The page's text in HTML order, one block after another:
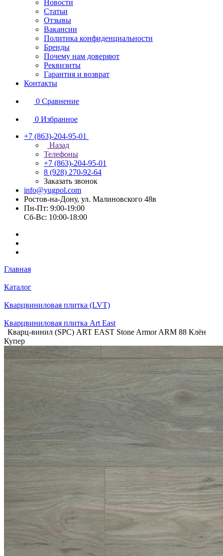
Новости
Статьи
Отзывы
Вакансии
Политика конфиденциальности
Бренды
Почему нам доверяют
Реквизиты
Гарантия и возврат
Контакты
0 Сравнение
0 Избранное
+7 (863)-204-95-01
Назад
Телефоны
+7 (863)-204-95-01
8 (928) 270-92-64
Заказать звонок
info@yugpol.com
Ростов-на-Дону, ул. Малиновского 48в
Пн-Пт: 9:00-19:00
Cб-Вс: 10:00-18:00
Главная
Каталог
Кварцвиниловая плитка (LVT)
Кварцвиниловая плитка Art East
Кварц-винил (SPC) ART EAST Stone Armor ARM 88 Клён
Купер